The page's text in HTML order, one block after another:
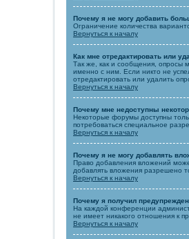
Почему я не могу добавить
Ограничение количества
Вернуться к началу
Как мне отредактировать или
Так же, как и сообщения, опросы
именно с ним. Если никто не
отредактировать или удалить
Вернуться к началу
Почему мне недоступны
Некоторые форумы доступны
потребоваться специальное
Вернуться к началу
Почему я не могу добавлять
Право добавления вложений
добавлять вложения разрешено
Вернуться к началу
Почему я получил
На каждой конференции
не имеет никакого отношения к
Вернуться к началу